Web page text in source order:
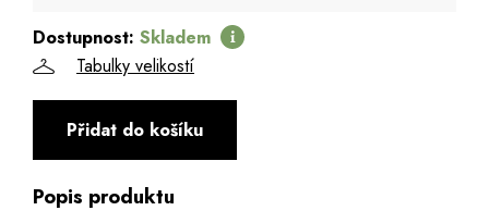
UNI
Dostupnost: Skladem
Tabulky velikostí
Přidat do košíku
Popis produktu